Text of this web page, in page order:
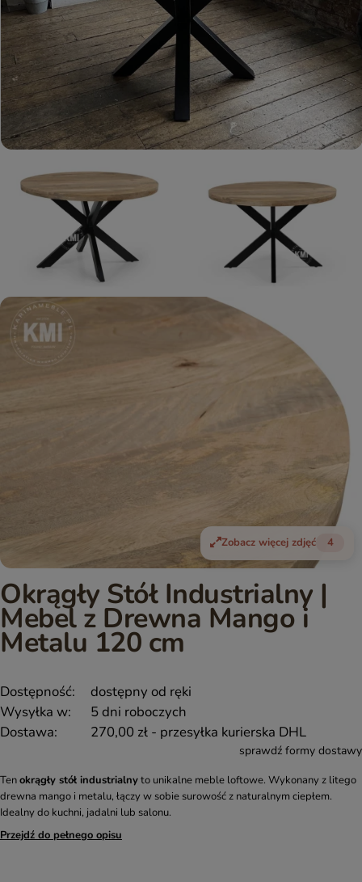
Zobacz więcej zdjęć 4
Okrągły Stół Industrialny |
Mebel z Drewna Mango i
Metalu 120 cm
Dostępność:
dostępny od ręki
Wysyłka w:
5 dni roboczych
Dostawa:
270,00 zł - przesyłka kurierska DHL
sprawdź formy dostawy
Tenokrągły stół industrialnyto unikalne meble loftowe. Wykonany z litego
drewna mango i metalu, łączy w sobie surowość z naturalnym ciepłem.
Idealny do kuchni, jadalni lub salonu.
Przejdź do pełnego opisu